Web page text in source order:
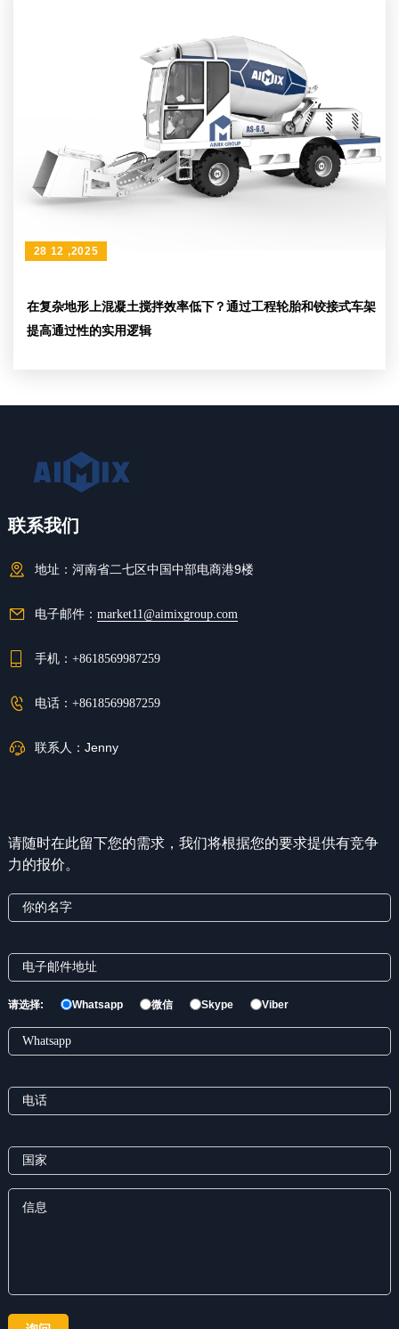
在复杂地形上混凝土搅拌效率低下？通过工程轮胎和铰接式车架
提高通过性的实用逻辑
28 12 ,2025
联系我们
地址： 河南省二七区中国中部电商港9楼
电子邮件： market11@aimixgroup.com
手机： +8618569987259
电话： +8618569987259
联系人： Jenny
请随时在此留下您的需求，我们将根据您的要求提供有竞争
力的报价。
请选择: Whatsapp 微信 Skype Viber